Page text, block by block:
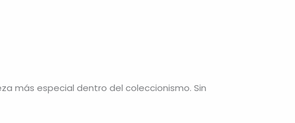
más especial dentro del coleccionismo. Sin